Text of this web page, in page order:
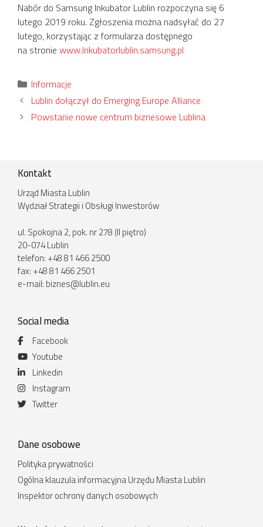
Nabór do Samsung Inkubator Lublin rozpoczyna się 6
lutego 2019 roku. Zgłoszenia można nadsyłać do 27
lutego, korzystając z formularza dostępnego
na stronie www.Inkubatorlublin.samsung.pl
Kategorie
Informacje
Lublin dołączył do Emerging Europe Alliance
Powstanie nowe centrum biznesowe Lublina
Kontakt
Urząd Miasta Lublin
Wydział Strategii i Obsługi Inwestorów
ul. Spokojna 2, pok. nr 278 (II piętro)
20-074 Lublin
telefon: +48 81 466 2500
fax: +48 81 466 2501
e-mail: biznes@lublin.eu
Social media
Facebook
Youtube
Linkedin
Instagram
Twitter
Dane osobowe
Polityka prywatności
Ogólna klauzula informacyjna Urzędu Miasta Lublin
Inspektor ochrony danych osobowych